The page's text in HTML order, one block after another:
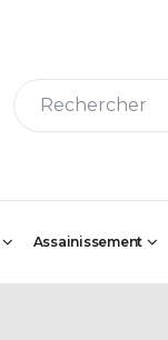
Assainissement